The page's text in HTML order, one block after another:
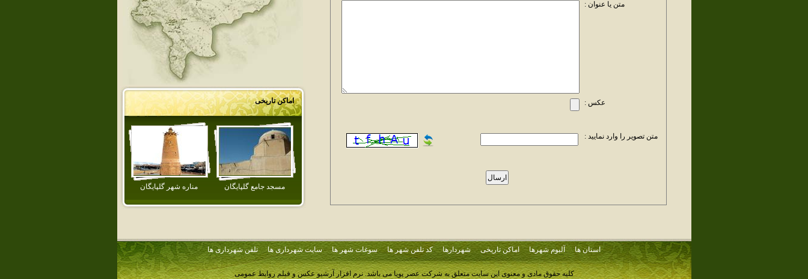
اماکن تاریخی
مسجد جامع گلپايگان مناره شهر گلپايگان
متن یا عنوان :
عکس :
متن تصویر را وارد نمایید :
استان ها آلبوم شهرها اماکن تاریخی شهردارها کد تلفن شهر ها سوغات شهر ها سایت شهرداری ها تلفن شهرداری ها
کلیه حقوق مادی و معنوی این سایت متعلق به شرکت عصر پویا می باشد.نرم افزار آرشیو عکس و فیلم روابط عمومی